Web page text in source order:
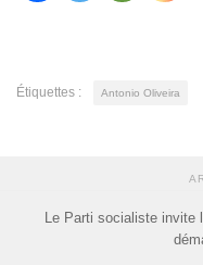
Étiquettes : Antonio Oliveira
Le Parti socialiste